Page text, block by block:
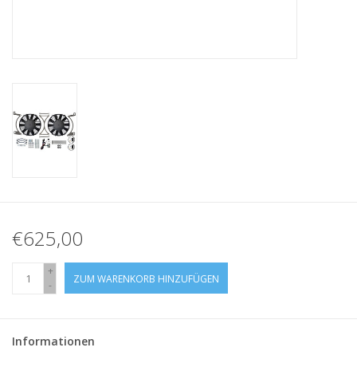
€625,00
+
-
ZUM WARENKORB HINZUFÜGEN
Informationen